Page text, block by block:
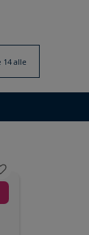
14 alle